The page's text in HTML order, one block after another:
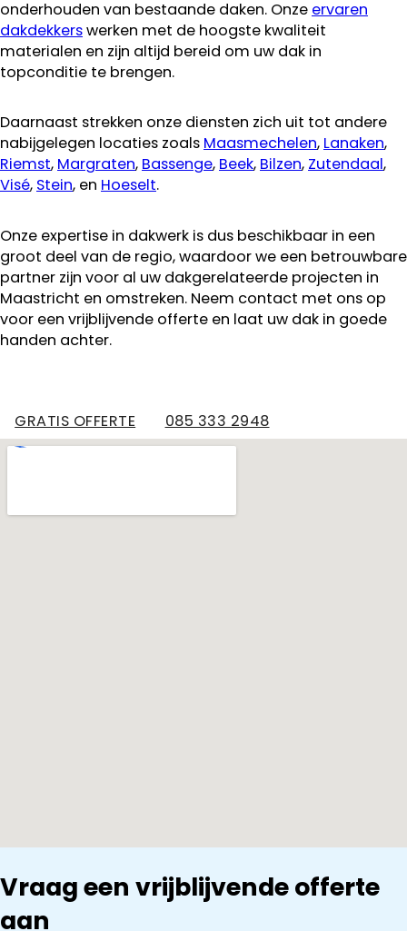
onderhouden van bestaande daken. Onze ervaren
dakdekkerswerken met de hoogste kwaliteit
materialen en zijn altijd bereid om uw dak in
topconditie te brengen.
Daarnaast strekken onze diensten zich uit tot andere
nabijgelegen locaties zoals Maasmechelen, Lanaken,
Riemst, Margraten, Bassenge, Beek, Bilzen, Zutendaal,
Visé, Stein, en Hoeselt.
Onze expertise in dakwerk is dus beschikbaar in een
groot deel van de regio, waardoor we een betrouwbare
partner zijn voor al uw dakgerelateerde projecten in
Maastricht en omstreken. Neem contact met ons op
voor een vrijblijvende offerte en laat uw dak in goede
handen achter.
GRATIS OFFERTE 085 333 2948
Vraag een vrijblijvende offerte
aan